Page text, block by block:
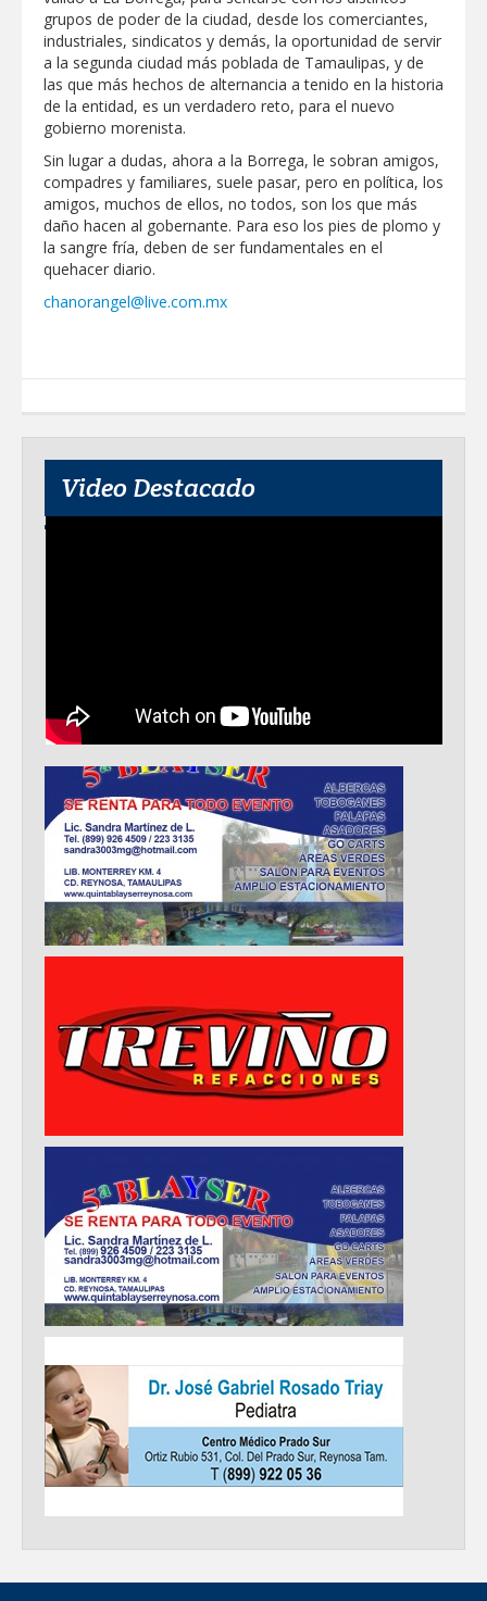
grupos de poder de la ciudad, desde los comerciantes,
industriales, sindicatos y demás, la oportunidad de servir
a la segunda ciudad más poblada de Tamaulipas, y de
las que más hechos de alternancia a tenido en la historia
de la entidad, es un verdadero reto, para el nuevo
gobierno morenista.
Sin lugar a dudas, ahora a la Borrega, le sobran amigos,
compadres y familiares, suele pasar, pero en política, los
amigos, muchos de ellos, no todos, son los que más
daño hacen al gobernante. Para eso los pies de plomo y
la sangre fría, deben de ser fundamentales en el
quehacer diario.
chanorangel@live.com.mx
Video Destacado